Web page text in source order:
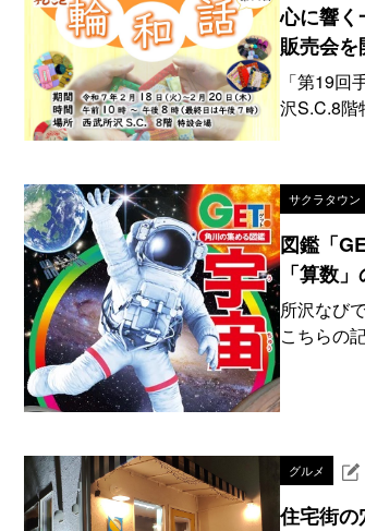
心に響
販売会を
「第19
沢S.C.8階
サクラタウン
図鑑「
「算数
所沢なび
こちらの
グルメ
住宅街の